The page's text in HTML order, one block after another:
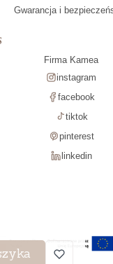
Gwarancja i
Firma Kamea
instagram
facebook
tiktok
pinterest
linkedin